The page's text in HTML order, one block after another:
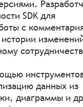
SDK для
с
данных из
диаграммы и